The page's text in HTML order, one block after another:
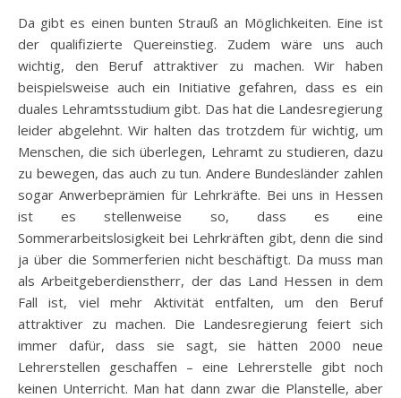
Da gibt es einen bunten Strauß an Möglichkeiten. Eine ist
der qualifizierte Quereinstieg. Zudem wäre uns auch
wichtig, den Beruf attraktiver zu machen. Wir haben
beispielsweise auch ein Initiative gefahren, dass es ein
duales Lehramtsstudium gibt. Das hat die Landesregierung
leider abgelehnt. Wir halten das trotzdem für wichtig, um
Menschen, die sich überlegen, Lehramt zu studieren, dazu
zu bewegen, das auch zu tun. Andere Bundesländer zahlen
sogar Anwerbeprämien für Lehrkräfte. Bei uns in Hessen
ist es stellenweise so, dass es eine
Sommerarbeitslosigkeit bei Lehrkräften gibt, denn die sind
ja über die Sommerferien nicht beschäftigt. Da muss man
als Arbeitgeberdienstherr, der das Land Hessen in dem
Fall ist, viel mehr Aktivität entfalten, um den Beruf
attraktiver zu machen. Die Landesregierung feiert sich
immer dafür, dass sie sagt, sie hätten 2000 neue
Lehrerstellen geschaffen – eine Lehrerstelle gibt noch
keinen Unterricht. Man hat dann zwar die Planstelle, aber